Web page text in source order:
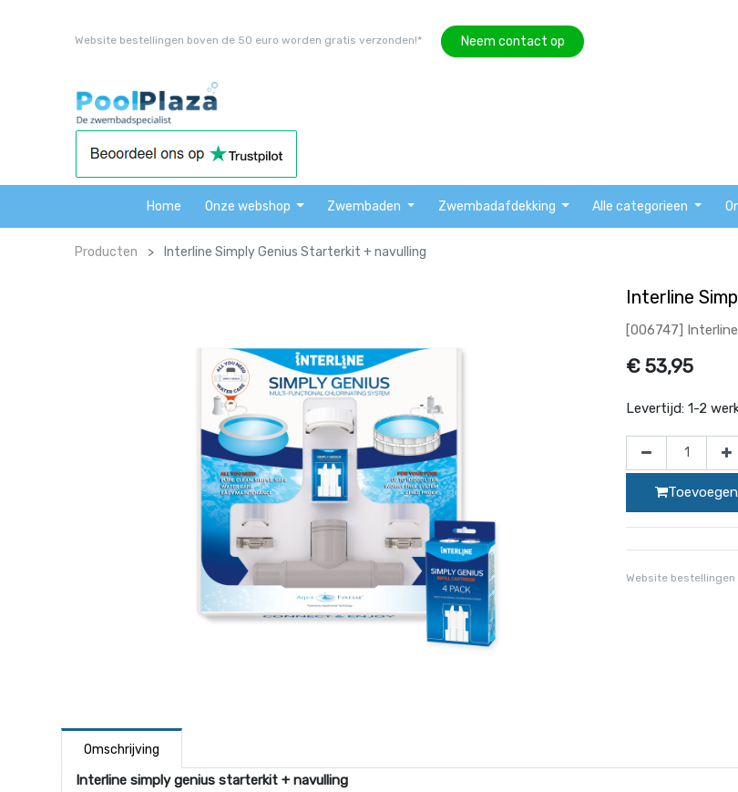
Website bestellingen boven de 50 euro worden gratis verzonden!* Neem contact op
Home Onze webshop Zwembaden Zwembadafdekking Alle categorieen
Producten Interline Simply Genius Starterkit + navulling
Interline
[006747]
€ 53,95
Levertijd: 1-2
Website
Omschrijving
Interline simply genius starterkit + navulling